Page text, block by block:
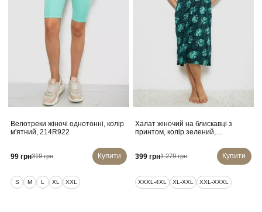
Велотреки жіночі однотонні, колір
м'ятний, 214R922
99 грн319 грн Купити
S M L XL XXL
Халат жіночий на блискавці з
принтом, колір зелений,
399 грн1 279 грн Купити
XXXL-4XL XL-XXL XXL-XXXL